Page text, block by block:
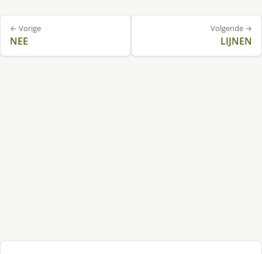
Bericht
navigatie
← Vorige
NEE
Volgende →
LIJNEN